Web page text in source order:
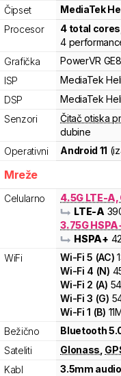
Čipset
MediaTek
Procesor
4 total cores
4
Grafička
PowerVR
ISP
MediaTek
DSP
MediaTek
Senzori
Čitač otiska
dubine
Operativni
Android 11
Mreže
Celularno
4.5G LTE-A,
LTE-A
3.75G
HSPA+
WiFi
Wi-Fi5 (AC)
Wi-Fi 4 (N)
Wi-Fi 2 (A) 54
Wi-Fi3 (G)
Wi-Fi1 (B) 11
Bežično
Bluetooth
Sateliti
Glonass
Kabl
3.5mm